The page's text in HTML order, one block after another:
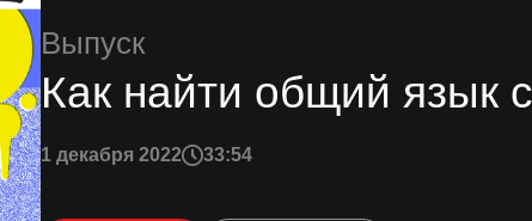
Выпуск
Как найти общий язык
1 декабря 2022 33:54